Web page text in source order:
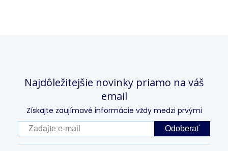
Najdôležitejšie novinky priamo na váš
email
Získajte zaujímavé informácie vždy medzi prvými
Odoberať